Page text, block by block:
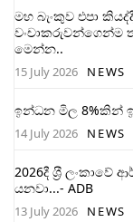
මහ බැංකුව එපා
වංචාකරුවන්ගෙන්ම
මෙන්න..
15 July 2026 NEWS
ඉන්ධන මිල 8%කින්
14 July 2026 NEWS
2026දී ශ‍්‍රී
යනවා...- ADB
13 July 2026 NEWS